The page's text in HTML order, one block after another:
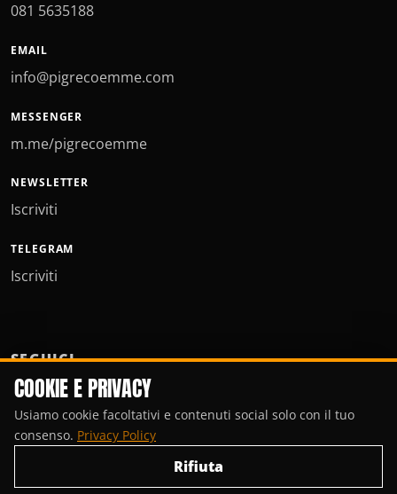
081 5635188
EMAIL
info@pigrecoemme.com
MESSENGER
m.me/pigrecoemme
NEWSLETTER
Iscriviti
TELEGRAM
Iscriviti
SEGUICI
COOKIE E PRIVACY
Usiamo cookie facoltativi e contenuti social solo con il tuo
consenso. Privacy Policy
Rifiuta